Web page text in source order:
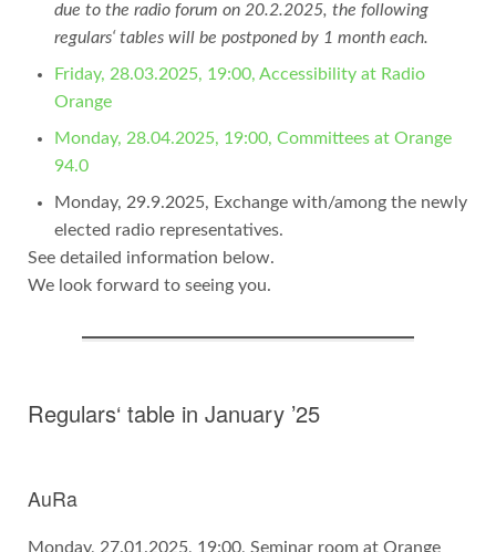
due to the radio forum on 20.2.2025, the following
regulars‘ tables will be postponed by 1 month each.
Friday, 28.03.2025, 19:00, Accessibility at Radio
Orange
Monday, 28.04.2025, 19:00, Committees at Orange
94.0
Monday, 29.9.2025, Exchange with/among the newly
elected radio representatives.
See detailed information below.
We look forward to seeing you.
Regulars‘ table in January ’25
AuRa
Monday, 27.01.2025, 19:00, Seminar room at Orange